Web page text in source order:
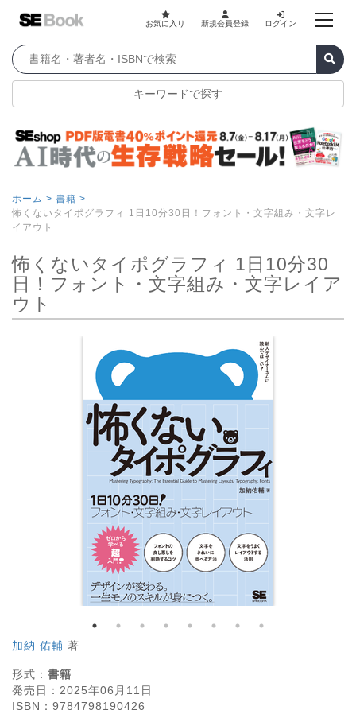
お気に入り 新規会員登録 ログイン
キーワードで探す
ホーム > 書籍 >
怖くないタイポグラフィ 1日10分30日！フォント・文字組み・文字レ
イアウト
怖くないタイポグラフィ 1日10分30
日！フォント・文字組み・文字レイア
ウト
加納 佑輔 著
形式： 書籍
発売日： 2025年06月11日
ISBN： 9784798190426